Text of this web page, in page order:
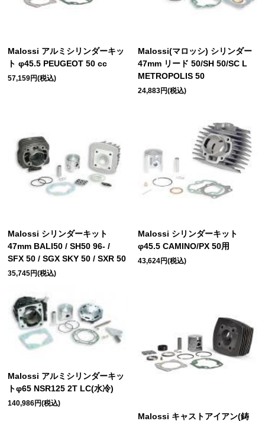
Malossi アルミシリンダーキッ
ト φ45.5 PEUGEOT 50 cc
57,159円(税込)
Malossi(マロッシ) シリンダー
47mm リード 50/SH 50/SC L
METROPOLIS 50
24,883円(税込)
Malossi シリンダーキット
47mm BALI50 / SH50 96- /
SFX 50 / SGX SKY 50 / SXR 50
35,745円(税込)
Malossi シリンダーキット
φ45.5 CAMINO/PX 50用
43,624円(税込)
Malossi アルミシリンダーキッ
トφ65 NSR125 2T LC(水冷)
140,986円(税込)
Malossi キャストアイアン(鋳